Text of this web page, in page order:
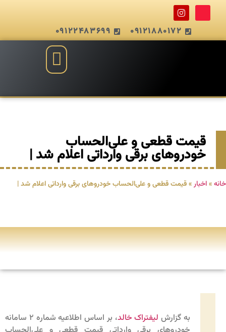
09121880172
09122483699
قیمت قطعی و علی‌الحساب
خودروهای برقی وارداتی اعلام شد |
خانه»اخبار »قیمت قطعی و علی‌الحساب خودروهای برقی وارداتی اعلام شد |
به گزارش لیفتراک خالد
، بر اساس اطلاعیه شماره ۲ سامانه